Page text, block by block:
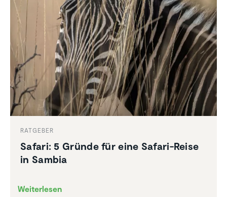
RATGEBER
Safari: 5 Gründe für eine Safari-Reise
in Sambia
Weiterlesen